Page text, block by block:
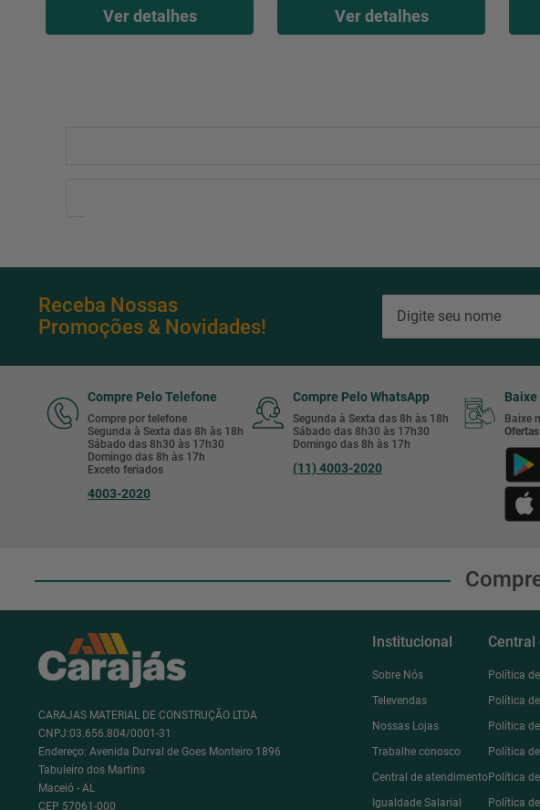
Ver detalhes Ver detalhes
Receba Nossas
Promoções & Novidades!
Compre Pelo Telefone
Compre por telefone
Segunda à Sexta das 8h às 18h
Sábado das 8h30 às 17h30
Domingo das 8h às 17h
Exceto feriados
4003-2020
Compre Pelo WhatsApp
Segunda à Sexta das 8h às 18h
Sábado das 8h30 às 17h30
Domingo das 8h às 17h
(11) 4003-2020
Baixe
Baixe
CARAJAS MATERIAL DE CONSTRUÇÃO LTDA
CNPJ:03.656.804/0001-31
Endereço: Avenida Durval de Goes Monteiro 1896
Tabuleiro dos Martins
Maceió - AL
CEP 57061-000
Institucional
Sobre Nós
Televendas
Nossas Lojas
Trabalhe conosco
Central de atendimento
Igualdade Salarial
Central
Política
Política
Política
Política
Política
Política